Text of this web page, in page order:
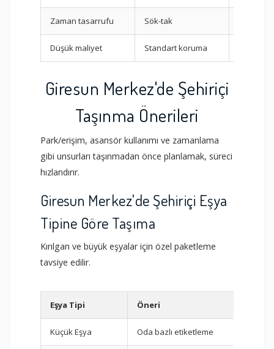
Zaman tasarrufu Sök-tak
Düşük maliyet Standart koruma
Giresun Merkez'de Şehiriçi
Taşınma Önerileri
Park/erişim, asansör kullanımı ve zamanlama
gibi unsurları taşınmadan önce planlamak, süreci
hızlandırır.
Giresun Merkez'de Şehiriçi Eşya
Tipine Göre Taşıma
Kırılgan ve büyük eşyalar için özel paketleme
tavsiye edilir.
Eşya Tipi Öneri
Küçük Eşya Oda bazlı etiketleme